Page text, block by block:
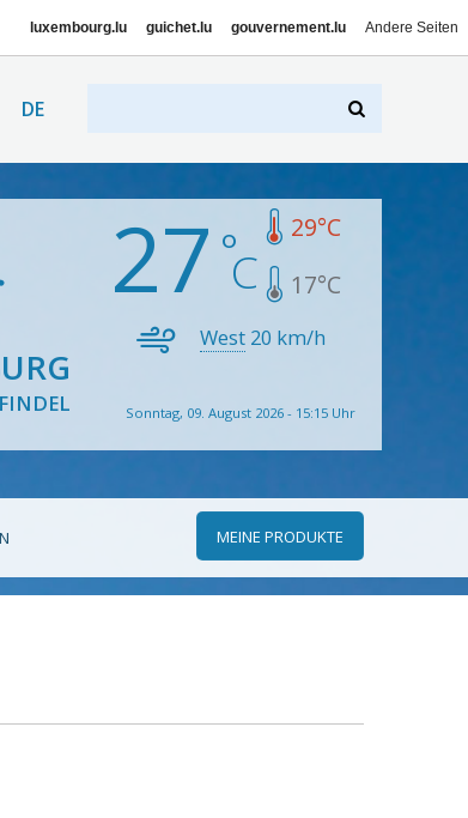
luxembourg.lu guichet.lu gouvernement.lu Andere Seiten
DE
FINDEL
27 29°C
17°C
West 20 km/h
Sonntag, 09. August 2026 - 15:15 Uhr
MEINE PRODUKTE